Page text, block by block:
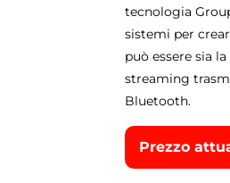
tecnologia
sistemi per
può essere sia
streaming
Bluetooth.
Prezzo